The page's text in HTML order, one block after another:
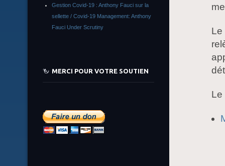
Le
Le
Gestion Covid-19 : Anthony Fauci sur la
sellette / Covid-19 Management: Anthony
Fauci Under Scrutiny
MERCI POUR VOTRE SOUTIEN